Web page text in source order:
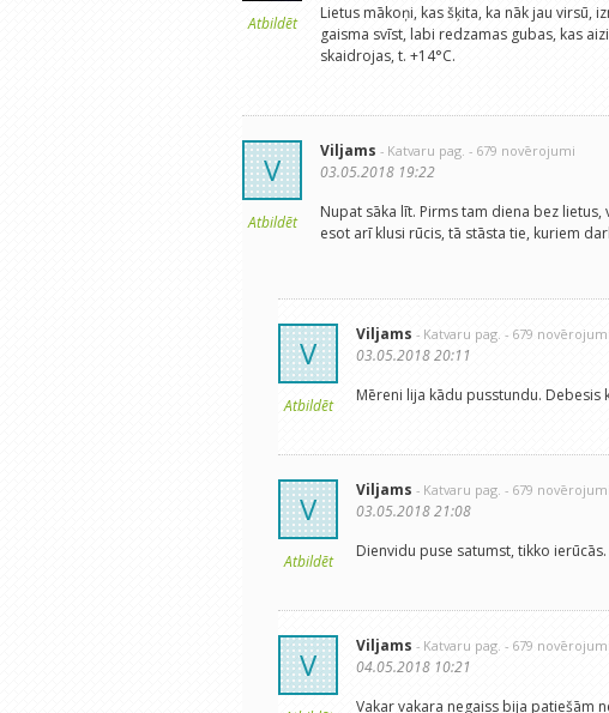
Atbildēt
Lietus mākoņi, kas šķita, ka nāk jau virsū,
gaisma svīst, labi redzamas gubas, kas
skaidrojas, t. +14°C.
V
Atbildēt
Viljams - Katvaru pag. - 679 novērojumi
03.05.2018 19:22
Nupat sāka līt. Pirms tam diena bez
esot arī klusi rūcis, tā stāsta tie, kuriem
V
Atbildēt
Viljams - Katvaru pag. - 679 novērojumi
03.05.2018 20:11
Mēreni lija kādu pusstundu. Debesis
V
Atbildēt
Viljams - Katvaru pag. - 679 novērojumi
03.05.2018 21:08
Dienvidu puse satumst, tikko
V Viljams - Katvaru pag. - 679 novērojumi
04.05.2018 10:21
Vakar vakara negaiss bija patiešām